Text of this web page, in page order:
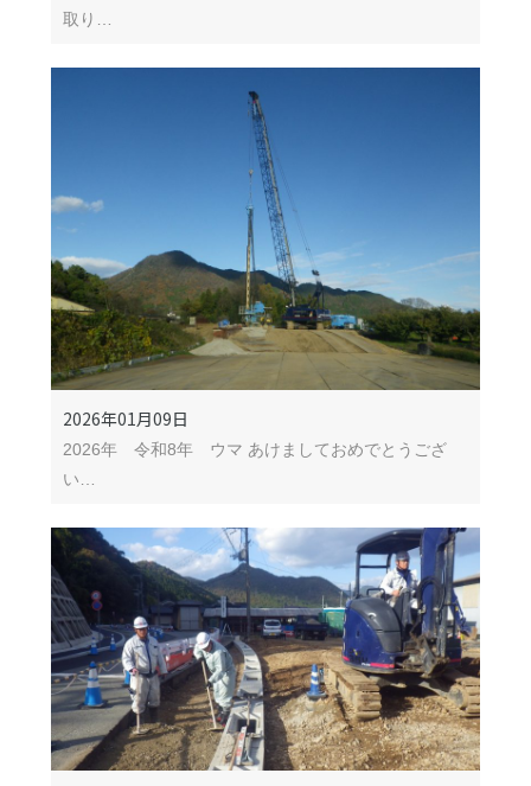
取り…
2026年01月09日
2026年 令和8年 ウマ あけましておめでとうござ
い…